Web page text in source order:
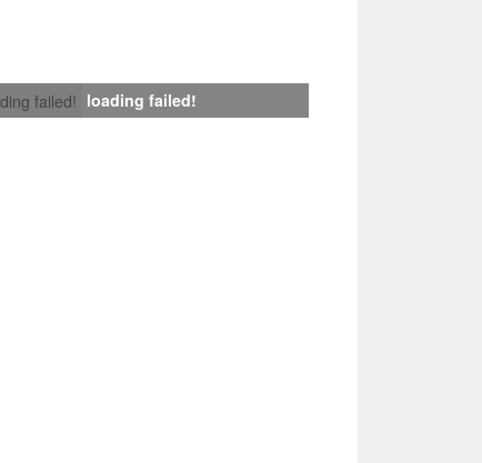
failed! loading failed!